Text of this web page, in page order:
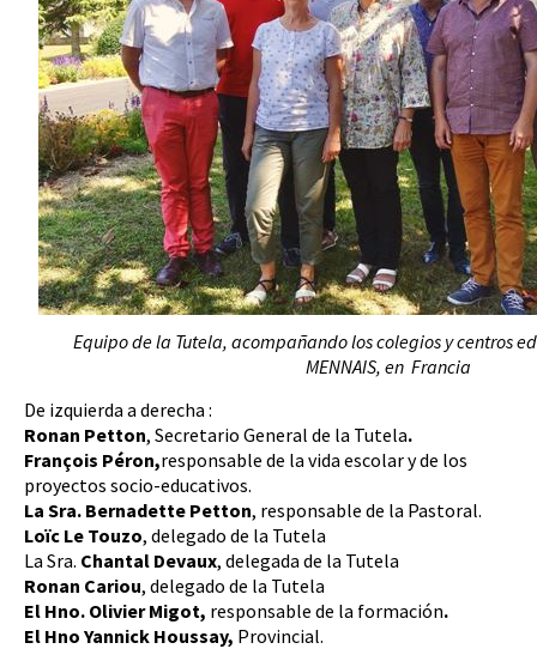
Equipo de la Tutela, acompañando los colegios y centros
MENNAIS, en Francia
De izquierda a derecha :
Ronan Petton, Secretario General de la Tutela.
François Péron,responsable de la vida escolar y de los
proyectos socio-educativos.
La Sra. Bernadette Petton, responsable de la Pastoral.
Loïc Le Touzo, delegado de la Tutela
La Sra. Chantal Devaux, delegada de la Tutela
Ronan Cariou, delegado de la Tutela
El Hno. Olivier Migot, responsable de la formación.
El Hno Yannick Houssay, Provincial.